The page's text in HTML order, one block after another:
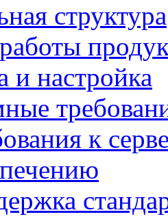
структура
и настройка
к